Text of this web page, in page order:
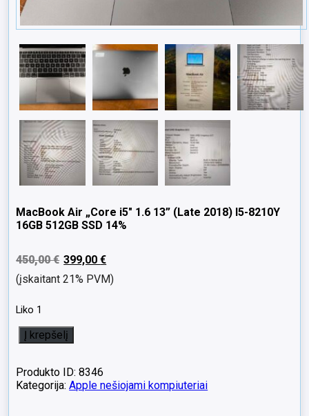
MacBook Air „Core i5″ 1.6 13” (Late 2018) I5-8210Y
16GB 512GB SSD 14%
450,00€ 399,00€
(įskaitant 21% PVM)
Liko 1
produkto
kiekis:
Air
"Core
Į krepšelį
Produkto ID: 8346
Kategorija:Apple nešiojami kompiuteriai